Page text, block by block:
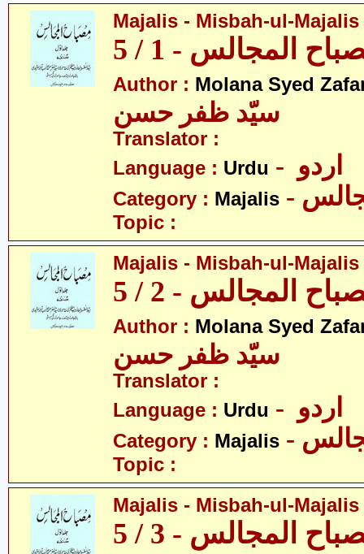
Majalis - Misbah-ul-Majalis
المجالس - 1 / 5
Author : Molana Syed
سیّد ظفر حسن
Translator :
Language : Urdu
Category : Majalis
Topic :
Majalis - Misbah-ul-Majalis
المجالس - 2 / 5
Author : Molana Syed
سیّد ظفر حسن
Translator :
Language : Urdu
Category : Majalis
Topic :
Majalis - Misbah-ul-Majalis
المجالس - 3 / 5